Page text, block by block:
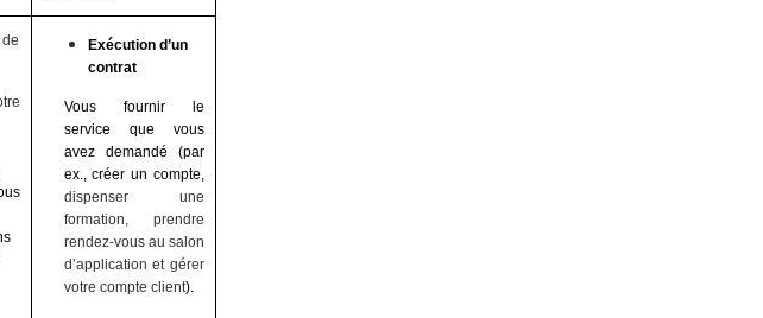
Exécution d’un
contrat
Vous fournir le
service que vous
avez demandé (par
ex., créer un compte,
dispenser une
formation, prendre
rendez-vous au salon
d’application et gérer
votre compte client).